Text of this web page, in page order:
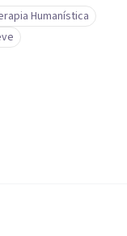
Humanística